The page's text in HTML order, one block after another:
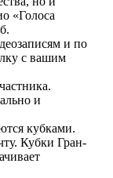
«Голоса
и по
с вашим
и
кубками.
Кубки Гран-